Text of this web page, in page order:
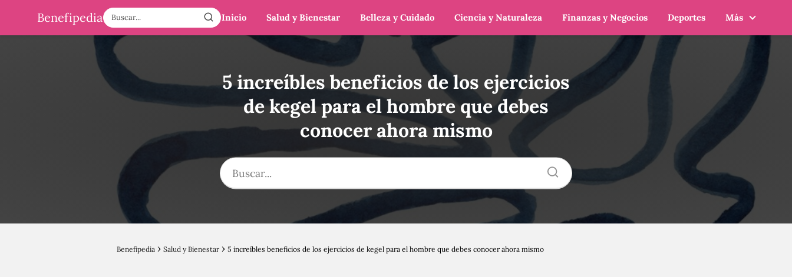
Benefipedia Inicio Salud y Bienestar Belleza y Cuidado Ciencia y Naturaleza Finanzas y Negocios Deportes Más
5 increíbles beneficios de los ejercicios
de kegel para el hombre que debes
conocer ahora mismo
Benefipedia Salud y Bienestar 5 increíbles beneficios de los ejercicios de kegel para el hombre que debes conocer ahora mismo